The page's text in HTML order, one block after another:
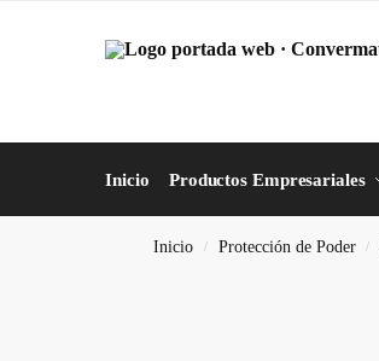
Inicio Productos Empresariales
Inicio / Protección de Poder /